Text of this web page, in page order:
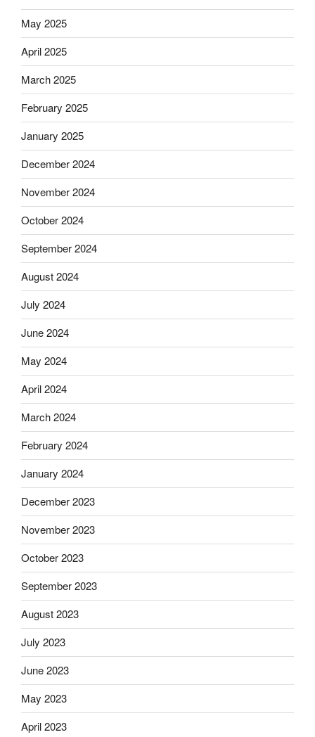
May 2025
April 2025
March 2025
February 2025
January 2025
December 2024
November 2024
October 2024
September 2024
August 2024
July 2024
June 2024
May 2024
April 2024
March 2024
February 2024
January 2024
December 2023
November 2023
October 2023
September 2023
August 2023
July 2023
June 2023
May 2023
April 2023